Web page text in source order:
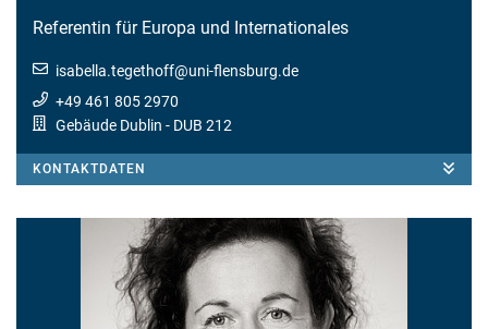
Referentin für Europa und Internationales
isabella.tegethoff@uni-flensburg.de
+49 461 805 2970
Gebäude Dublin - DUB 212
KONTAKTDATEN